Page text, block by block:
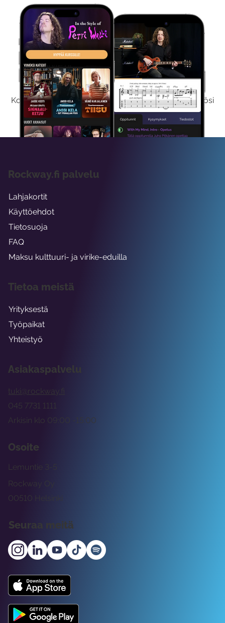
Kokeile Ilmaiseksi
Kokeilemalla ilmaiseksi saat koko sisältömme käyttöösi
viikon ajaksi.
Asiakaspalvelu
tuki@rockway.fi
Arkisin klo 09:00 -15:00
045 7731 1111
Osoite
Rockway Oy
Lemuntie 3-5
00510 Helsinki
Seuraa meitä
Rockway.fi palvelu
Lahjakortit
Käyttöehdot
Tietosuoja
FAQ
Maksu kulttuuri- ja virike-eduilla
Tietoa meistä
Yrityksestä
Työpaikat
Yhteistyö